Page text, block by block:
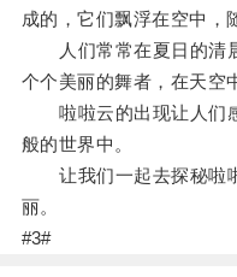
成的，它们飘浮在空中，
人们常常在夏日的清晨
个个美丽的舞者，在天空
啦啦云的出现让人们感
般的世界中。
让我们一起去探秘啦啦
丽。
#3#